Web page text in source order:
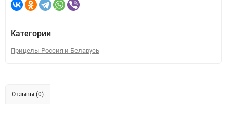
Категории
Прицелы Россия и Беларусь
Отзывы (0)